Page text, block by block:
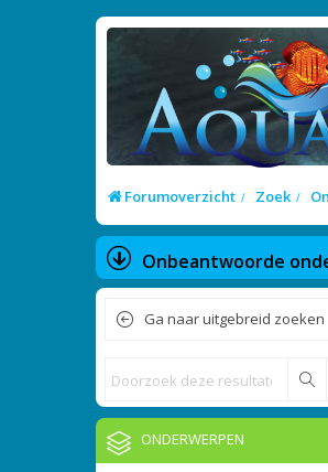
Forumoverzicht Zoek
Onbeantwoorde
Ga naar uitgebreid zoeken
ONDERWERPEN